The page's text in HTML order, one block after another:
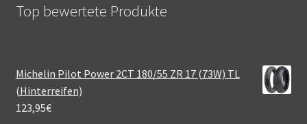
Top bewertete Produkte
Michelin Pilot Power 2CT 180/55 ZR 17 (73W) TL
(Hinterreifen)
123,95€